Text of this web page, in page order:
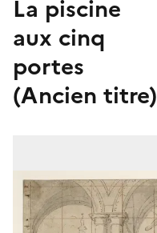
La piscine
aux cinq
portes
(Ancien titre)